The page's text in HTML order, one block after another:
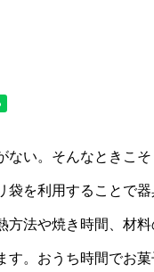
ない。そんなときこ
袋を利用することで
法や焼き時間、材
す。おうち時間でお